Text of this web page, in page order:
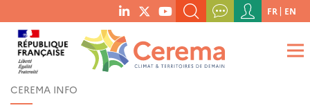
menu
social
links
RECHERCHER UN MOT-CLÉ, UNE PUBLICATION, ETC.
QUE RECHERCHEZ-VOUS ?
Menu
du
compte
de
FR EN
CEREMA INFO